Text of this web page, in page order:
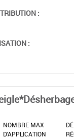
:
:
NOMBRE MAX
D'APPLICATION